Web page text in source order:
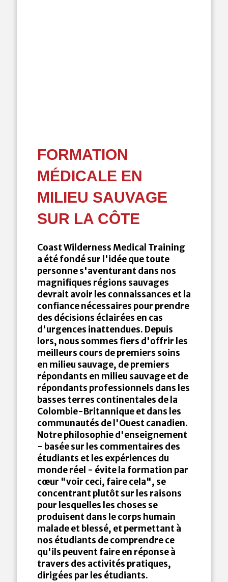
FORMATION
MÉDICALE EN
MILIEU SAUVAGE
SUR LA CÔTE
Coast Wilderness Medical Training
a été fondé sur l'idée que toute
personne s'aventurant dans nos
magnifiques régions sauvages
devrait avoir les connaissances et la
confiance nécessaires pour prendre
des décisions éclairées en cas
d'urgences inattendues. Depuis
lors, nous sommes fiers d'offrir les
meilleurs cours de premiers soins
en milieu sauvage, de premiers
répondants en milieu sauvage et de
répondants professionnels dans les
basses terres continentales de la
Colombie-Britannique et dans les
communautés de l'Ouest canadien.
Notre philosophie d'enseignement
- basée sur les commentaires des
étudiants et les expériences du
monde réel - évite la formation par
cœur "voir ceci, faire cela", se
concentrant plutôt sur les raisons
pour lesquelles les choses se
produisent dans le corps humain
malade et blessé, et permettant à
nos étudiants de comprendre ce
qu'ils peuvent faire en réponse à
travers des activités pratiques,
dirigées par les étudiants.